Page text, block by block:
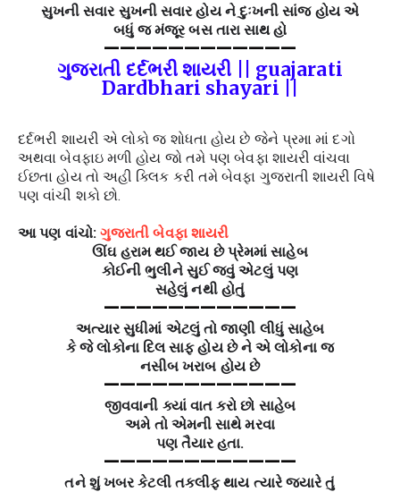
સુખની સવાર સુખની સવાર હોય ને દુઃખની સાંજ હોય એ
બધું જ મંજૂર બસ તારા સાથ હો
————————————
ગુજરાતી દર્દભરી શાયરી || guajarati
Dardbhari shayari ||
દર્દભરી શાયરી એ લોકો જ શોધતા હોય છે જેને પ્રમા માં દગો
અથવા બેવફાઇ મળી હોય જો તમે પણ બેવફા શાયરી વાંચવા
ઈછતા હોય તો અહી ક્લિક કરી તમે બેવફા ગુજરાતી શાયરી વિષે
પણ વાંચી શકો છો.
આ પણ વાંચો: ગુજરાતી બેવફા શાયરી
ઊંઘ હરામ થઈ જાય છે પ્રેમમાં સાહેબ
કોઈની ભુલીને સુઈ જવું એટલું પણ
સહેલું નથી હોતું
————————————
અત્યાર સુધીમાં એટલું તો જાણી લીધું સાહેબ
કે જે લોકોના દિલ સાફ હોય છે ને એ લોકોના જ
નસીબ ખરાબ હોય છે
————————————
જીવવાની ક્યાં વાત કરો છો સાહેબ
અમે તો એમની સાથે મરવા
પણ તૈયાર હતા.
————————————
તને શું ખબર કેટલી તકલીફ થાય ત્યારે જ્યારે તું